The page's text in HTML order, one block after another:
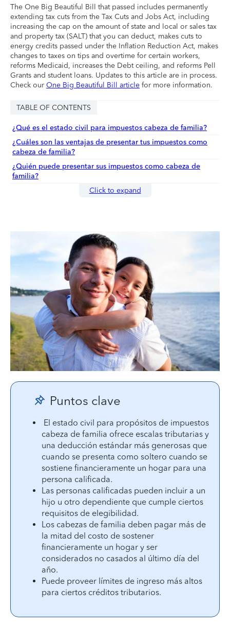
The One Big Beautiful Bill that passed includes permanently
extending tax cuts from the Tax Cuts and Jobs Act, including
increasing the cap on the amount of state and local or sales tax
and property tax (SALT) that you can deduct, makes cuts to
energy credits passed under the Inflation Reduction Act, makes
changes to taxes on tips and overtime for certain workers,
reforms Medicaid, increases the Debt ceiling, and reforms Pell
Grants and student loans. Updates to this article are in process.
Check our One Big Beautiful Bill article for more information.
TABLE OF CONTENTS
¿Qué es el estado civil para impuestos cabeza de familia?
¿Cuáles son las ventajas de presentar tus impuestos como
cabeza de familia?
¿Quién puede presentar sus impuestos como cabeza de
familia?
Click to expand
Puntos clave
El estado civil para propósitos de impuestos
cabeza de familia ofrece escalas tributarias y
una deducción estándar más generosas que
cuando se presenta como soltero cuando se
sostiene financieramente un hogar para una
persona calificada.
Las personas calificadas pueden incluir a un
hijo u otro dependiente que cumple ciertos
requisitos de elegibilidad.
Los cabezas de familia deben pagar más de
la mitad del costo de sostener
financieramente un hogar y ser
considerados no casados al último día del
año.
Puede proveer límites de ingreso más altos
para ciertos créditos tributarios.